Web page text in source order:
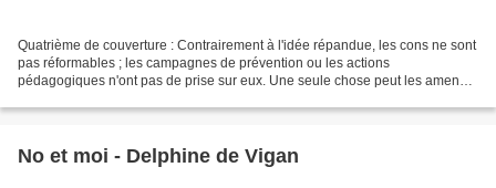
Quatrième de couverture : Contrairement à l'idée répandue, les cons ne sont
pas réformables ; les campagnes de prévention ou les actions
pédagogiques n'ont pas de prise sur eux. Une seule chose peut les amener
No et moi - Delphine de Vigan